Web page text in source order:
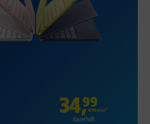
34,99
€/Monat*
dauerhaft